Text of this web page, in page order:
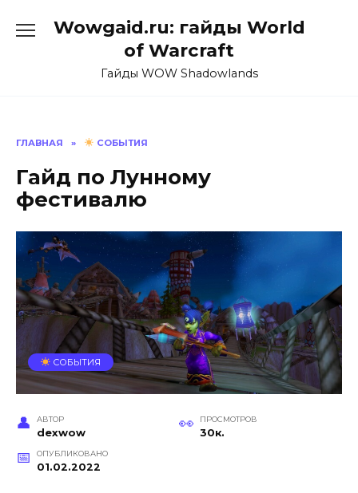
Wowgaid.ru: гайды World
of Warcraft
Гайды WOW Shadowlands
ГЛАВНАЯ » СОБЫТИЯ
Гайд по Лунному
фестивалю
СОБЫТИЯ
АВТОР
dexwow
ПРОСМОТРОВ
30к.
ОПУБЛИКОВАНО
01.02.2022